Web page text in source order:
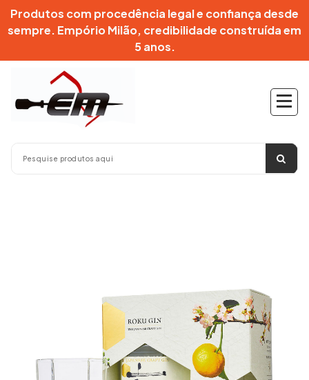
PularProdutos com procedência legal e confiança desde
sempre. Empório Milão, credibilidade construída em
5 anos.